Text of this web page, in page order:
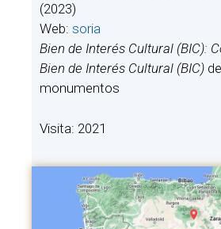
(2023)
Web: soria
Bien de Interés Cultural (BIC):
Bien de Interés Cultural (BIC)
monumentos
Visita: 2021